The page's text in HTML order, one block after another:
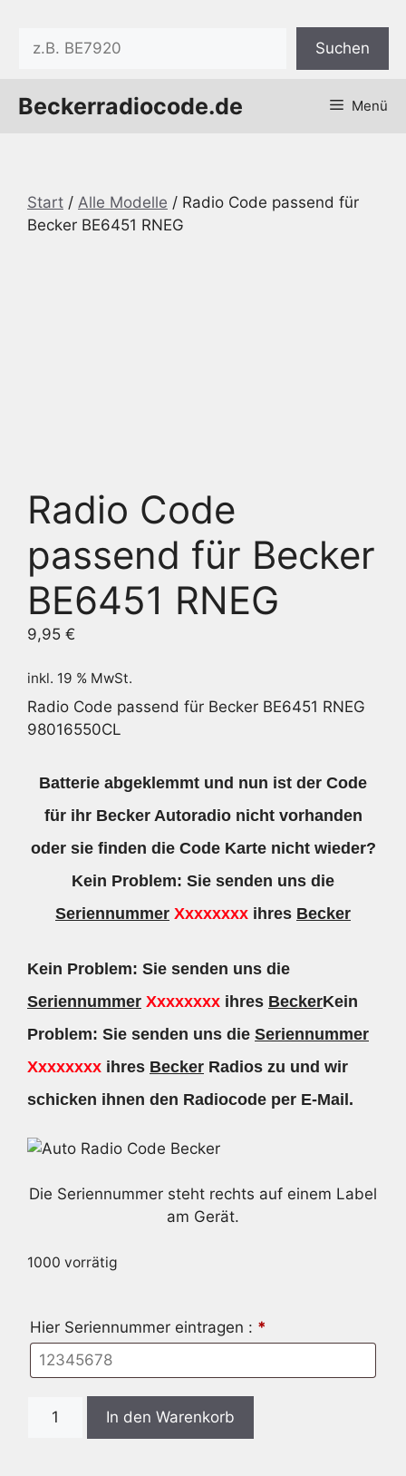
springen
Suchen
Beckerradiocode.de Menü
Start / Alle Modelle / Radio Code passend für
Becker BE6451 RNEG
Radio Code
passend für Becker
BE6451 RNEG
9,95 €
inkl. 19 % MwSt.
Radio Code passend für Becker BE6451 RNEG
98016550CL
Batterie abgeklemmt und nun ist der Code
für ihr Becker Autoradio nicht vorhanden
oder sie finden die Code Karte nicht wieder?
Kein Problem: Sie senden uns die
Seriennummer Xxxxxxxx ihres Becker
Kein Problem: Sie senden uns die
Seriennummer Xxxxxxxx ihres BeckerKein
Problem: Sie senden uns die Seriennummer
Xxxxxxxx ihres Becker Radios zu und wir
schicken ihnen den Radiocode per E-Mail.
Die Seriennummer steht rechts auf einem Label
am Gerät.
1000 vorrätig
Hier Seriennummer eintragen : *
Code
In den Warenkorb